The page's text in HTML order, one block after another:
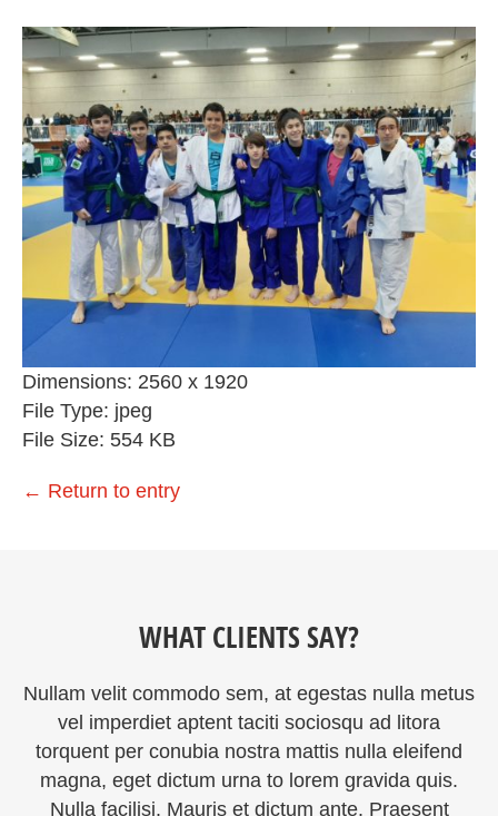
Dimensions: 2560 x 1920
File Type: jpeg
File Size: 554 KB
← Return to entry
WHAT CLIENTS SAY?
Nullam velit commodo sem, at egestas nulla metus
vel imperdiet aptent taciti sociosqu ad litora
torquent per conubia nostra mattis nulla eleifend
magna, eget dictum urna to lorem gravida quis.
Nulla facilisi. Mauris et dictum ante. Praesent